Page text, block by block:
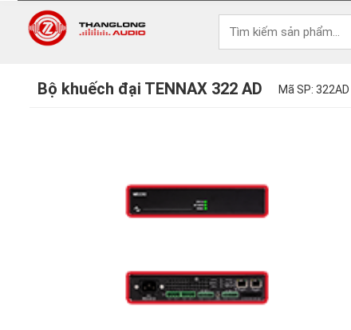
Bộ khuếch đại TENNAX 322 AD Mã SP: 322AD |